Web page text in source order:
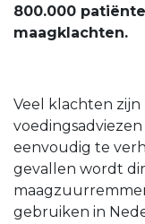
800.000
maagklachten.
Veel klachten
eenvoudig te
gevallen wordt
gebruiken in